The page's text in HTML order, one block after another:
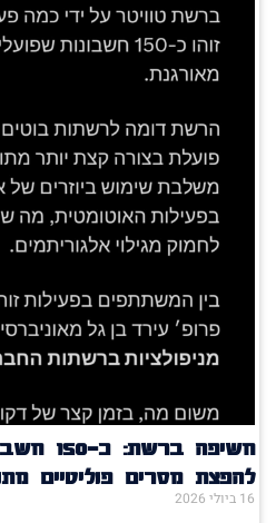
חשיפה
להפצת מסרים פוליטיים
16 ביולי 2026